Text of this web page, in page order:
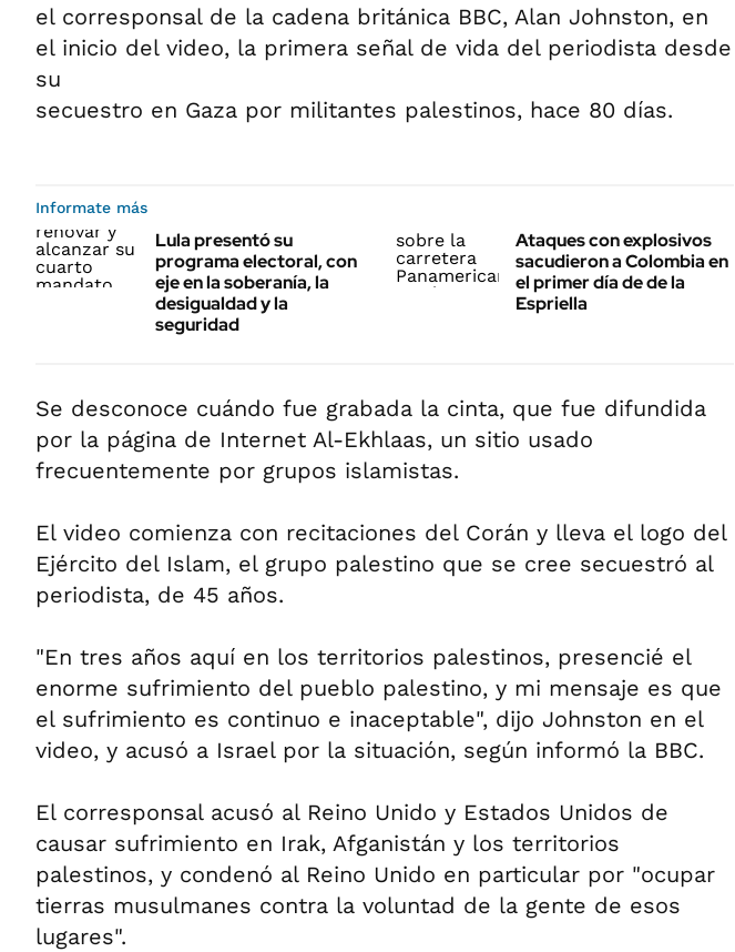
el corresponsal de la cadena británica BBC, Alan Johnston, en
el inicio del video, la primera señal de vida del periodista desde
su
secuestro en Gaza por militantes palestinos, hace 80 días.
Informate más
Lula presentó su
programa electoral, con
eje en la soberanía, la
desigualdad y la
seguridad
Ataques con explosivos
sacudieron a Colombia en
el primer día de de la
Espriella
Se desconoce cuándo fue grabada la cinta, que fue difundida
por la página de Internet Al-Ekhlaas, un sitio usado
frecuentemente por grupos islamistas.
El video comienza con recitaciones del Corán y lleva el logo del
Ejército del Islam, el grupo palestino que se cree secuestró al
periodista, de 45 años.
"En tres años aquí en los territorios palestinos, presencié el
enorme sufrimiento del pueblo palestino, y mi mensaje es que
el sufrimiento es continuo e inaceptable", dijo Johnston en el
video, y acusó a Israel por la situación, según informó la BBC.
El corresponsal acusó al Reino Unido y Estados Unidos de
causar sufrimiento en Irak, Afganistán y los territorios
palestinos, y condenó al Reino Unido en particular por "ocupar
tierras musulmanes contra la voluntad de la gente de esos
lugares".